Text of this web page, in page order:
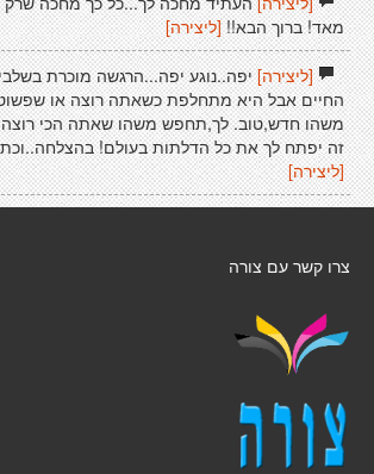
מאד! ברוך הבא!! [ליצירה]
[ליצירה]יפה..נוגע יפה...הרגשה מוכרת
החיים אבל היא מתחלפת כשאתה רוצה או
משהו חדש,טוב. לך,תחפש משהו שאתה הכי רוצה
זה יפתח לך את כל הדלתות בעולם!
[ליצירה]
צרו קשר עם צורה